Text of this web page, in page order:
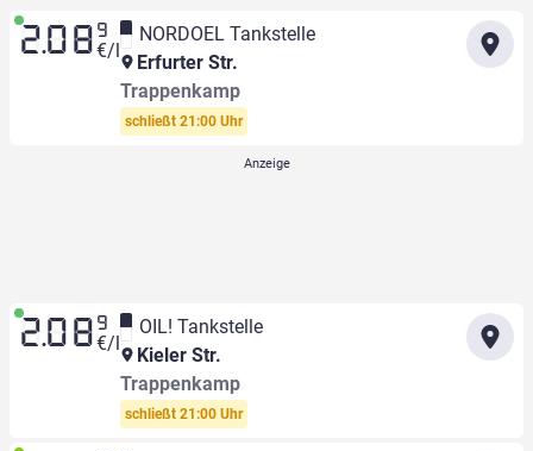
2.08 9
€/l
NORDOEL Tankstelle
Erfurter Str.
Trappenkamp
schließt 21:00 Uhr
2.08 9
€/l
OIL! Tankstelle
Kieler Str.
Trappenkamp
schließt 21:00 Uhr